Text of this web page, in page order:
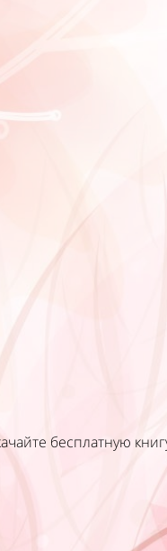
бесплатную